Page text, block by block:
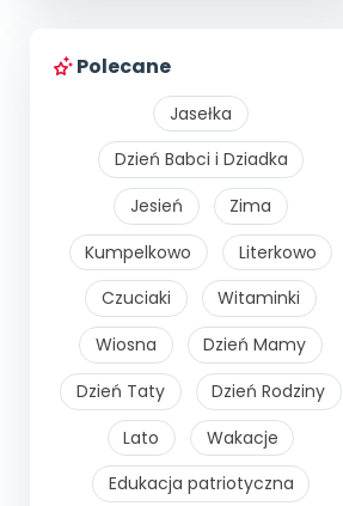
Polecane
Jasełka
Dzień Babci i Dziadka
Jesień
Zima
Kumpelkowo
Literkowo
Czuciaki
Witaminki
Wiosna
Dzień Mamy
Dzień Taty
Dzień Rodziny
Lato
Wakacje
Edukacja patriotyczna